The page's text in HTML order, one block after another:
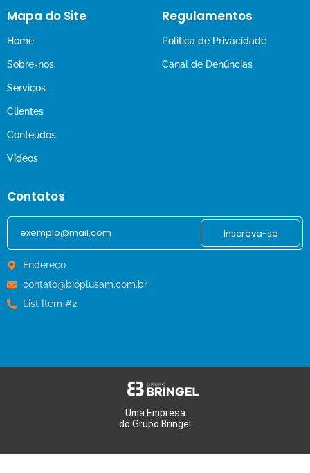
Mapa do Site
Home
Sobre-nos
Serviços
Clientes
Conteúdos
Vídeos
Regulamentos
Politica de Privacidade
Canal de Denúncias
Contatos
Inscreva-se
Endereço
contato@bioplusam.com.br
List Item #2
Uma Empresa
do Grupo Bringel